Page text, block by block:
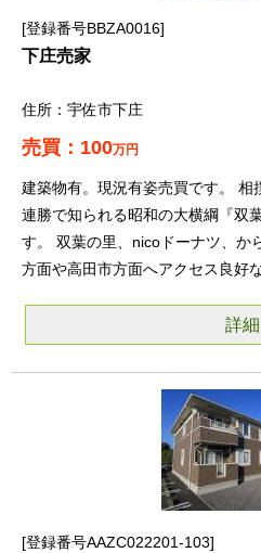
登録番号BBZA0016
下庄売家
宇佐市下庄
100万円
建築物有。現況有姿売買です。 相
連勝で知られる昭和の大横綱『双
す。 双葉の里、nicoドーナツ、か
方面や高田市方面へアクセス良好
詳細
登録番号AAZC022201-103